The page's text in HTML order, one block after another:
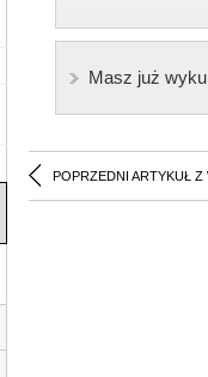
Masz już
POPRZEDNI ARTYKUŁ Z